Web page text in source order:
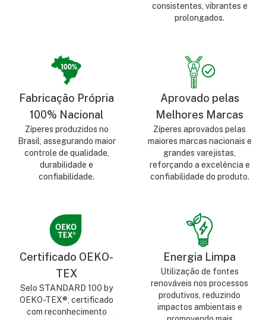
consistentes, vibrantes e
prolongados.
Fabricação Própria
100% Nacional
Zíperes produzidos no
Brasil, assegurando maior
controle de qualidade,
durabilidade e
confiabilidade.
Aprovado pelas
Melhores Marcas
Zíperes aprovados pelas
maiores marcas nacionais e
grandes varejistas,
reforçando a excelência e
confiabilidade do produto.
Certificado OEKO-
TEX
Selo STANDARD 100 by
OEKO-TEX®, certificado
com reconhecimento
Energia Limpa
Utilização de fontes
renováveis nos processos
produtivos, reduzindo
impactos ambientais e